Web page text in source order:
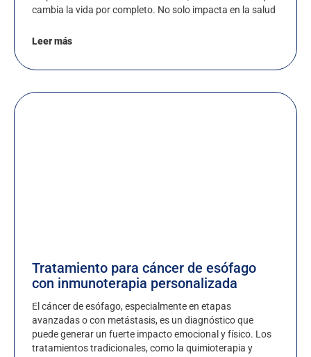
cambia la vida por completo. No solo impacta en la salud
Leer más
Tratamiento para cáncer de esófago
con inmunoterapia personalizada
El cáncer de esófago, especialmente en etapas
avanzadas o con metástasis, es un diagnóstico que
puede generar un fuerte impacto emocional y físico. Los
tratamientos tradicionales, como la quimioterapia y